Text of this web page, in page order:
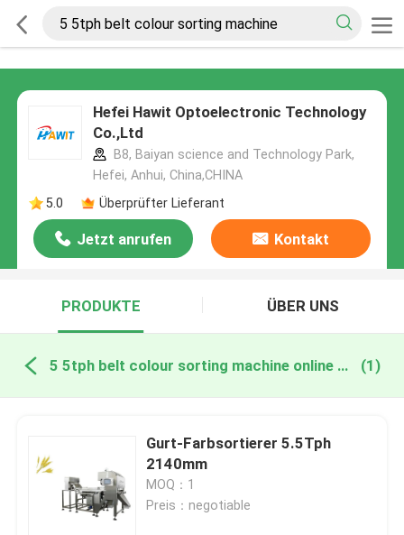
Hefei Hawit Optoelectronic Technology
Co.,Ltd
B8, Baiyan science and Technology Park,
Hefei, Anhui, China,CHINA
5.0
Überprüfter Lieferant
Jetzt anrufen Kontakt
PRODUKTE ÜBER UNS
5 5tph belt colour sorting machine online manufacture (1)
Gurt-Farbsortierer 5.5Tph
2140mm
MOQ：1
Preis：negotiable